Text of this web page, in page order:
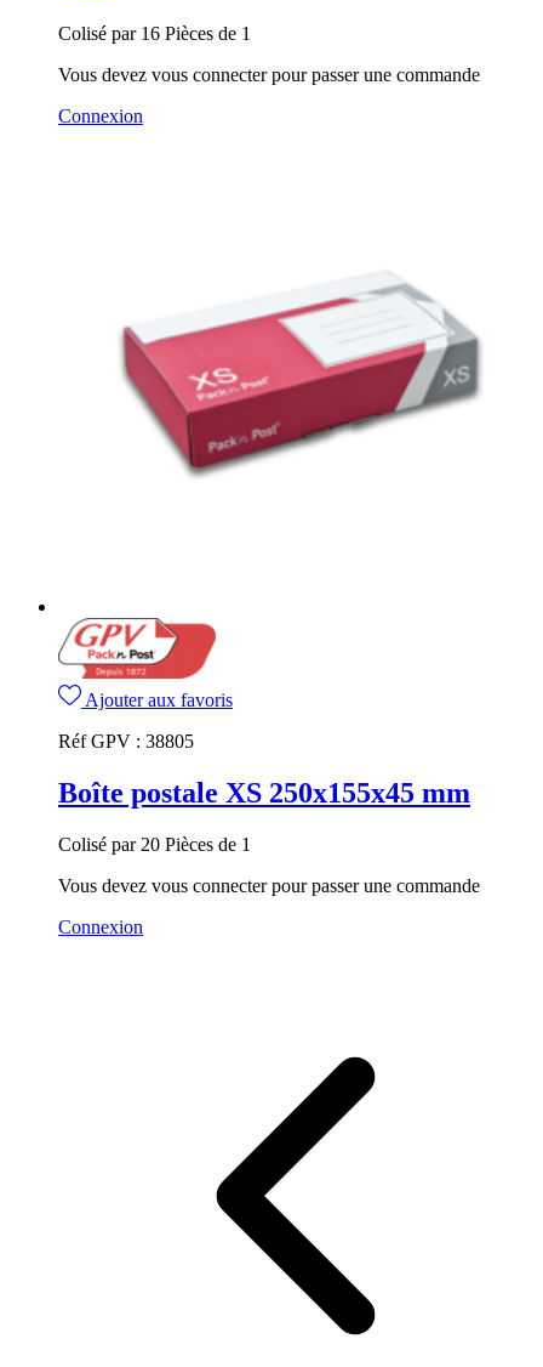
Colisé par 16 Pièces de 1
Vous devez vous connecter pour passer une commande
Connexion
Ajouter aux favoris
Réf GPV : 38805
Boîte postale XS 250x155x45 mm
Colisé par 20 Pièces de 1
Vous devez vous connecter pour passer une commande
Connexion